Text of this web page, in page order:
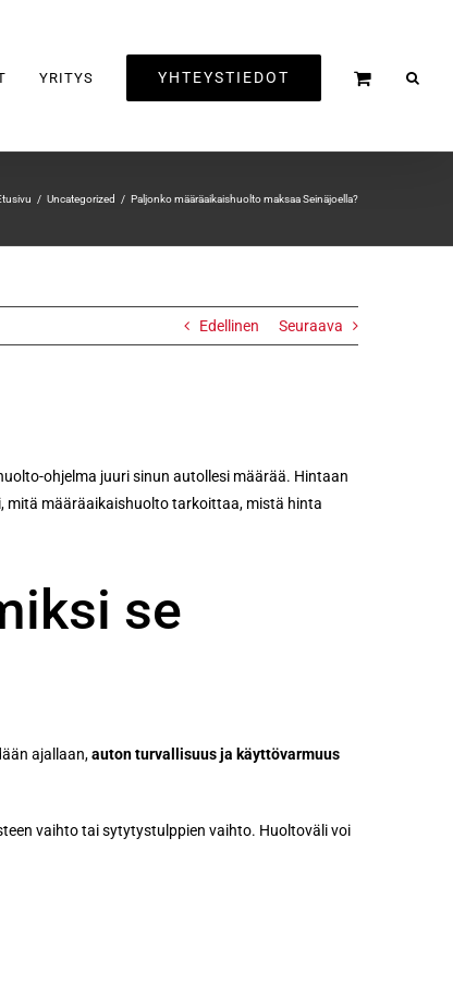
YRITYS YHTEYSTIEDOT
Uncategorized Paljonko määräaikaishuolto maksaa Seinäjoella?
Edellinen Seuraava
ohjelma juuri sinun autollesi määrää. Hintaan
mitä määräaikaishuolto tarkoittaa, mistä hinta
se
ajallaan,auton turvallisuus ja käyttövarmuus
vaihto tai sytytystulppien vaihto. Huoltoväli voi